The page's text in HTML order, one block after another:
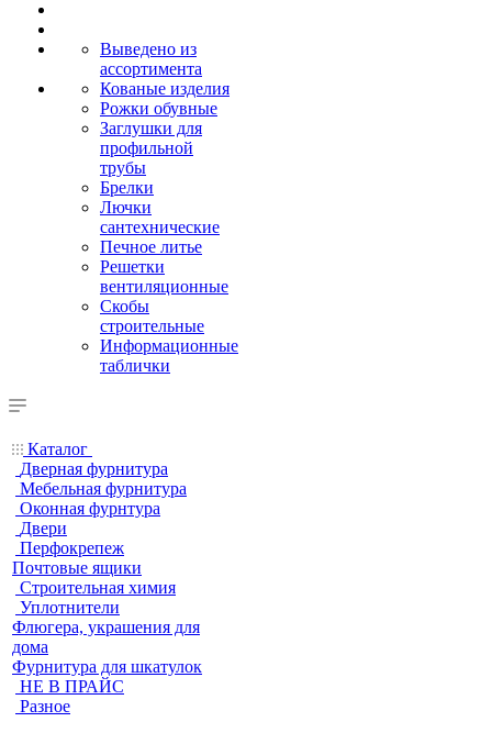
Выведено из
ассортимента
Кованые изделия
Рожки обувные
Заглушки для
профильной
трубы
Брелки
Лючки
сантехнические
Печное литье
Решетки
вентиляционные
Скобы
строительные
Информационные
таблички
Каталог
Дверная фурнитура
Мебельная фурнитура
Оконная фурнтура
Двери
Перфокрепеж
Почтовые ящики
Строительная химия
Уплотнители
Флюгера, украшения для
дома
Фурнитура для шкатулок
НЕ В ПРАЙС
Разное